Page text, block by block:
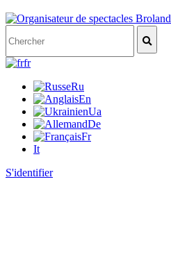
fr
Ru
En
Ua
De
Fr
It
S'identifier